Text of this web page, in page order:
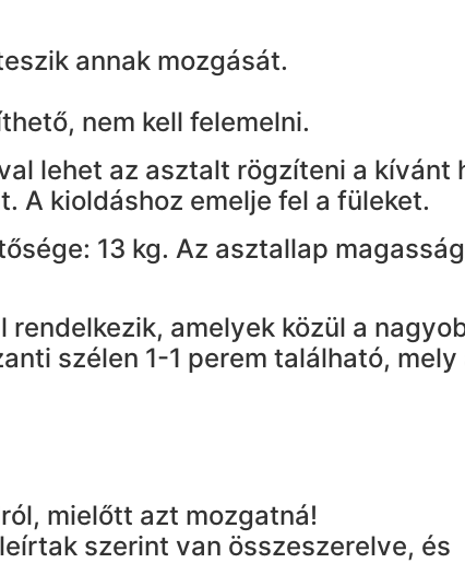
annak mozgását.
nem kell felemelni.
lehet az asztalt rögzíteni a kívánt
A kioldáshoz emelje fel a füleket.
13 kg. Az asztallap
amelyek közül a
szélen 1-1 perem található,
mielőtt azt mozgatná!
szerint van összeszerelve, és